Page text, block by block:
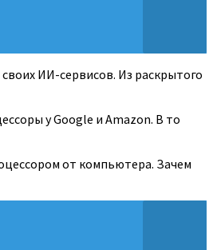
ИИ-сервисов. Из раскрытого
у Google и Amazon. В то
от компьютера. Зачем